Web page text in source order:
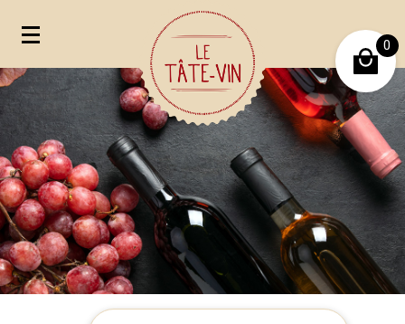
Mon compte
Mes favoris
0